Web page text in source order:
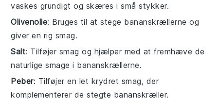
vaskes grundigt og skæres i små stykker.
Olivenolie: Bruges til at stege bananskrællerne og
giver en rig smag.
Salt: Tilføjer smag og hjælper med at fremhæve de
naturlige smage i bananskrællerne.
Peber: Tilføjer en let krydret smag, der
komplementerer de stegte bananskræller.